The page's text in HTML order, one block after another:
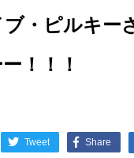
・ピルキー
！！！
Tweet Share